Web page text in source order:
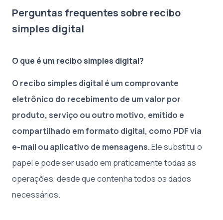
Perguntas frequentes sobre recibo
simples digital
O que é um recibo simples digital?
O recibo simples digital é um comprovante
eletrônico do recebimento de um valor por
produto, serviço ou outro motivo, emitido e
compartilhado em formato digital, como PDF via
e-mail ou aplicativo de mensagens.Ele substitui o
papel e pode ser usado em praticamente todas as
operações, desde que contenha todos os dados
necessários.